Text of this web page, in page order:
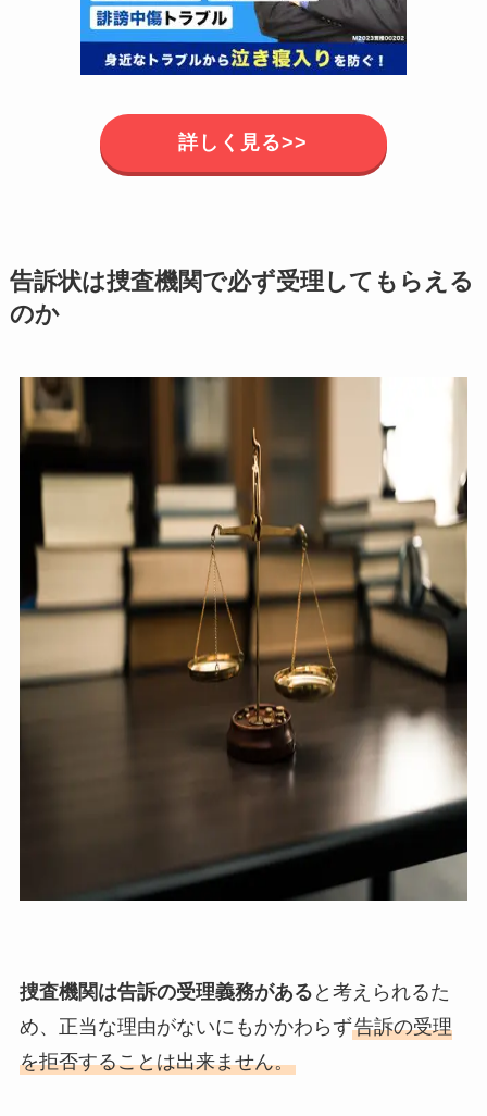
詳しく見る>>
告訴状は捜査機関で必ず受理してもらえる
のか
捜査機関は告訴の受理義務がある と考えられるた
め、正当な理由がないにもかかわらず告訴の受理
を拒否することは出来ません。